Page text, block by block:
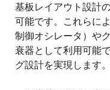
基板レイアウト設計
可能です。これらに
制御オシレータ）や
衰器として利用可能
グ設計を実現します。